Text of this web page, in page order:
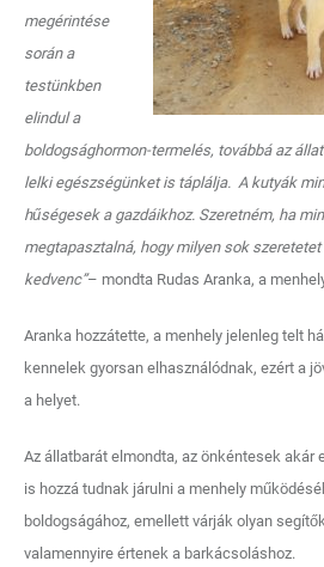
megérintése
során a
testünkben
elindul a
boldogsághormon-termelés, továbbá az
lelki egészségünket is táplálja. A kutyák
hűségesek a gazdáikhoz. Szeretném, ha
megtapasztalná, hogy milyen sok
kedvenc”– mondta Rudas Aranka, a
Aranka hozzátette, a menhely jelenleg telt
kennelek gyorsan elhasználódnak, ezért a
a helyet.
Az állatbarát elmondta, az önkéntesek akár
is hozzá tudnak járulni a menhely
boldogságához, emellett várják olyan
valamennyire értenek a barkácsoláshoz.